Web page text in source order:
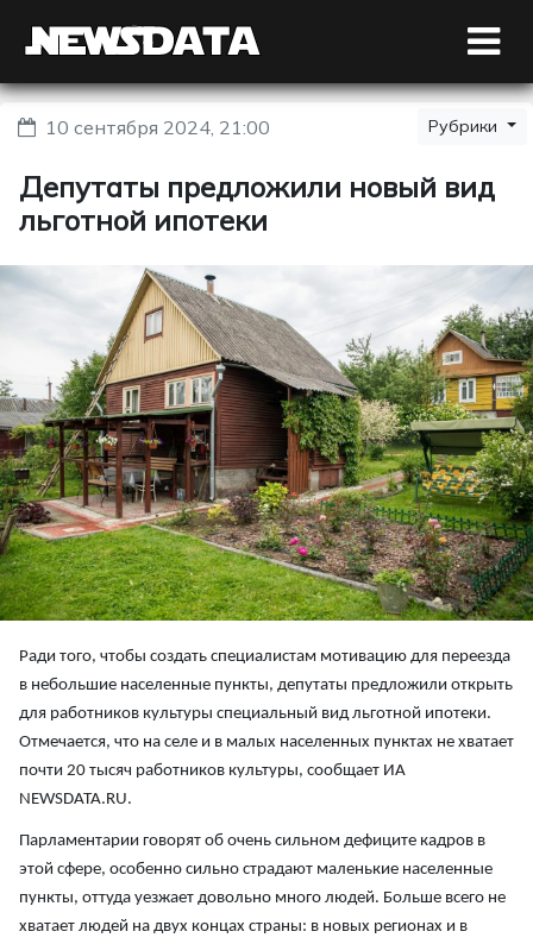
10 сентября 2024, 21:00 Рубрики
Депутаты предложили новый вид
льготной ипотеки
Ради того, чтобы создать специалистам мотивацию для переезда
в небольшие населенные пункты, депутаты предложили открыть
для работников культуры специальный вид льготной ипотеки.
Отмечается, что на селе и в малых населенных пунктах не хватает
почти 20 тысяч работников культуры, сообщает ИА
NEWSDATA.RU.
Парламентарии говорят об очень сильном дефиците кадров в
этой сфере, особенно сильно страдают маленькие населенные
пункты, оттуда уезжает довольно много людей. Больше всего не
хватает людей на двух концах страны: в новых регионах и в